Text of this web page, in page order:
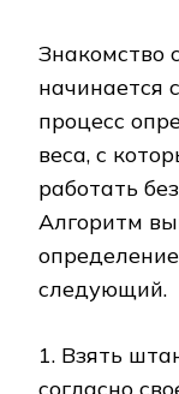
Знакомство
начинается
процесс
веса, с
работать
Алгоритм
следующий.
1. Взять